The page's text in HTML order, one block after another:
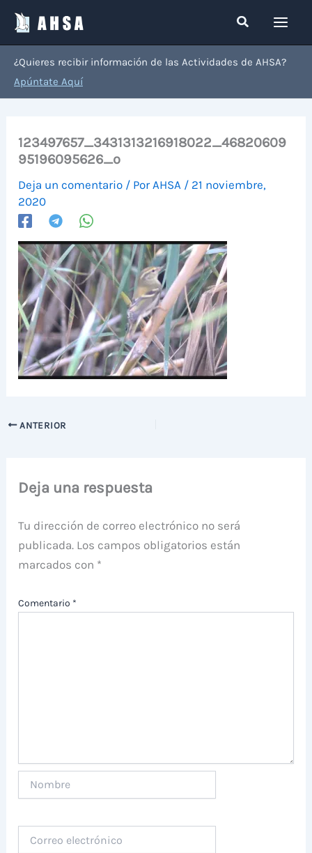
contenido
Buscar
¿Quieres recibir información de las Actividades de AHSA?
Apúntate Aquí
123497657_3431313216918022_46820609
95196095626_o
Deja un comentario / Por AHSA / 21 noviembre,
2020
ANTERIOR
Deja una respuesta
Tu dirección de correo electrónico no será
publicada. Los campos obligatorios están
marcados con *
Comentario *
electrónico